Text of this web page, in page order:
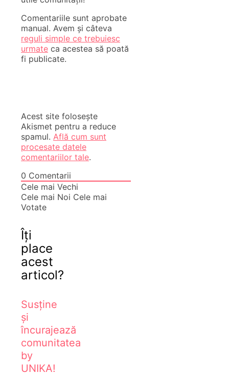
Comentariile sunt aprobate
manual. Avem și câteva
reguli simple ce trebuiesc
urmate ca acestea să poată
fi publicate.
Acest site folosește
Akismet pentru a reduce
spamul. Află cum sunt
procesate datele
comentariilor tale.
0 Comentarii
Cele mai Vechi
Cele mai Noi Cele mai
Votate
Îți
place
acest
articol?
Susține
și
încurajează
comunitatea
by
UNIKA!